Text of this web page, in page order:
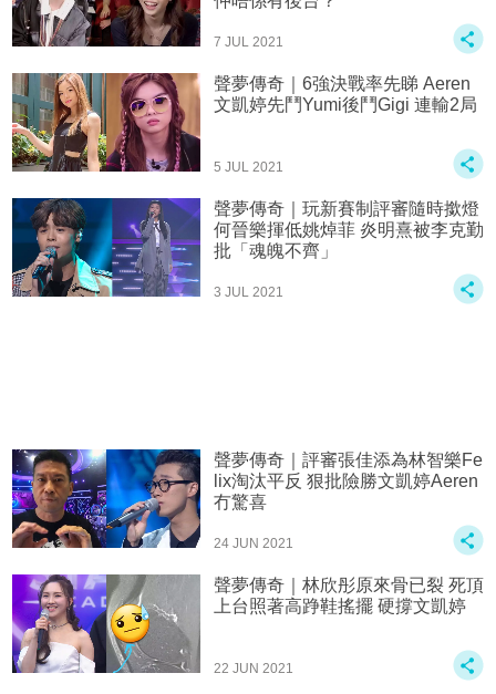
7 JUL 2021
聲夢傳奇｜6強決戰率先睇 Aeren
文凱婷先鬥Yumi後鬥Gigi 連輸2局
5 JUL 2021
聲夢傳奇｜玩新賽制評審隨時撳燈
何晉樂揮低姚焯菲 炎明熹被李克勤
批「魂魄不齊」
3 JUL 2021
聲夢傳奇｜評審張佳添為林智樂Fe
lix淘汰平反 狠批險勝文凱婷Aeren
冇驚喜
24 JUN 2021
聲夢傳奇｜林欣彤原來骨已裂 死頂
上台照著高踭鞋搖擺 硬撐文凱婷
22 JUN 2021